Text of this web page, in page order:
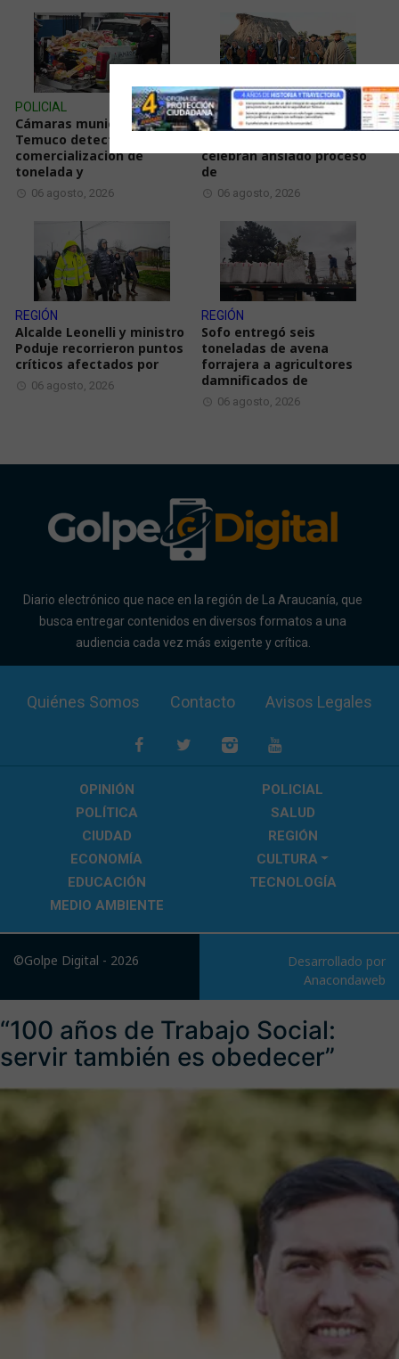
POLICIAL
Cámaras municipales de
Temuco detectaron la
comercialización de
tonelada y
06 agosto, 2026
REGIÓN
Vecinos de sectores rurales
celebran ansiado proceso
de
06 agosto, 2026
REGIÓN
Alcalde Leonelli y ministro
Poduje recorrieron puntos
críticos afectados por
06 agosto, 2026
REGIÓN
Sofo entregó seis
toneladas de avena
forrajera a agricultores
damnificados de
06 agosto, 2026
Diario electrónico que nace en la región de La Araucanía, que
busca entregar contenidos en diversos formatos a una
audiencia cada vez más exigente y crítica.
Quiénes Somos Contacto Avisos Legales
OPINIÓN
POLICIAL
POLÍTICA
SALUD
CIUDAD
REGIÓN
ECONOMÍA
CULTURA
EDUCACIÓN
TECNOLOGÍA
MEDIO AMBIENTE
©Golpe Digital - 2026
Desarrollado por
Anacondaweb
“100 años de Trabajo Social:
servir también es obedecer”